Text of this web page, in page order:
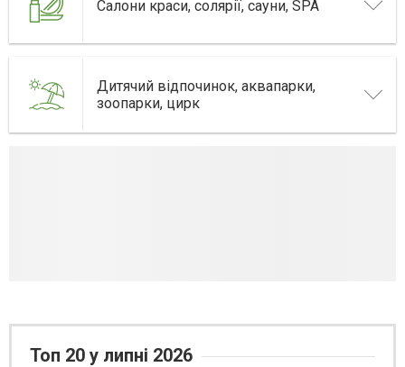
Салони краси, солярії, сауни, SPA
Дитячий відпочинок, аквапарки,
зоопарки, цирк
Топ 20 у липні 2026